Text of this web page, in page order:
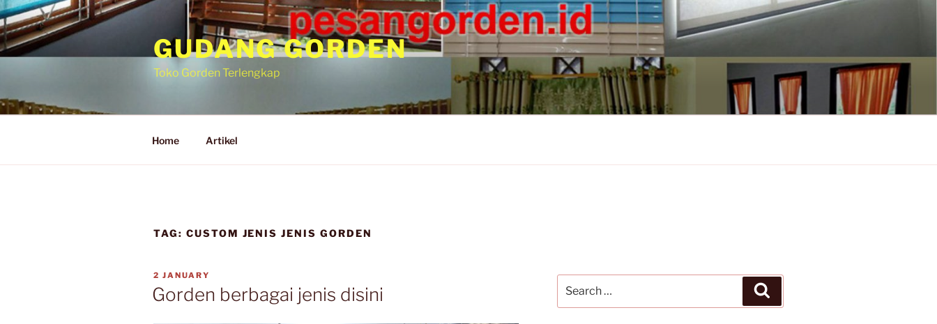
GUDANG GORDEN
Toko Gorden Terlengkap
Home Artikel
TAG: CUSTOM JENIS JENIS GORDEN
2 JANUARY
Gorden berbagai jenis disini